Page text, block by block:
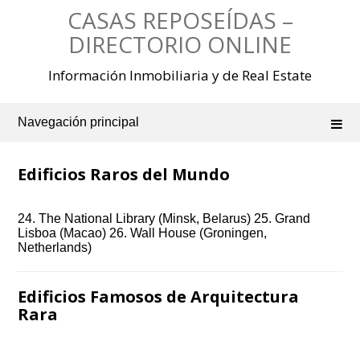
CASAS REPOSEÍDAS –
DIRECTORIO ONLINE
Información Inmobiliaria y de Real Estate
Navegación principal
Edificios Raros del Mundo
24. The National Library (Minsk, Belarus) 25. Grand
Lisboa (Macao) 26. Wall House (Groningen,
Netherlands)
Edificios Famosos de Arquitectura
Rara